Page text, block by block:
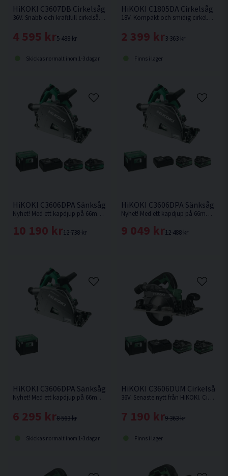
HiKOKI C3607DB Cirkelsåg 190mm 36V
36V. Snabb och kraftfull cirkelsåg för tuffa jobb, såsom kapning och klyvning, även av tryckimpregnerat virke. Levereras utan batteri och laddare.
5 488 kr
4 595 kr
Skickas normalt inom 1-3 dagar
HiKOKI C1805DA Cirkelsåg
18V. Kompakt och smidig cirkelsåg med hög kapacitet från HiKOKI. Levereras utan batteri och laddare. Trallskolan kampanj - Levereras inklusive 1st extra sågklinga.
3 363 kr
2 399 kr
Finns i lager
HiKOKI C3606DPA Sänksåg 36V 165mm (2x4,0Ah) Inkl 800mm
Nyhet! Med ett kapdjup på 66mm med skena vid 90° är denna sänksåg från HiKOKI Powertools väl värd en plats i maskinparken.
12 738 kr
10 190 kr
HiKOKI C3606DPA Sänksåg
Nyhet! Med ett kapdjup på 66mm med skena vid 90° är denna sänksåg från HiKOKI Powertools väl värd en plats i maskinparken.
12 488 kr
9 049 kr
HiKOKI C3606DPA Sänksåg 36V 165mm
Nyhet! Med ett kapdjup på 66mm med skena vid 90° är denna sänksåg från HiKOKI Powertools väl värd en plats i maskinparken. Levereras utan batteri & laddare.
8 563 kr
6 295 kr
Skickas normalt inom 1-3 dagar
HiKOKI C3606DUM Cirkelsåg
36V. Senaste nytt från HiKOKI. Cirkelsåg som kan fästas på skena.
9 363 kr
7 190 kr
Finns i lager